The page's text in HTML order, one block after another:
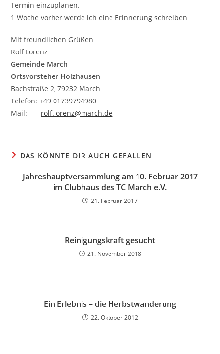
Termin einzuplanen.
1 Woche vorher werde ich eine Erinnerung schreiben
Mit freundlichen Grüßen
Rolf Lorenz
Gemeinde March
Ortsvorsteher Holzhausen
Bachstraße 2, 79232 March
Telefon: +49 01739794980
Mail: rolf.lorenz@march.de
DAS KÖNNTE DIR AUCH GEFALLEN
Jahreshauptversammlung am 10. Februar 2017
im Clubhaus des TC March e.V.
21. Februar 2017
Reinigungskraft gesucht
21. November 2018
Ein Erlebnis – die Herbstwanderung
22. Oktober 2012